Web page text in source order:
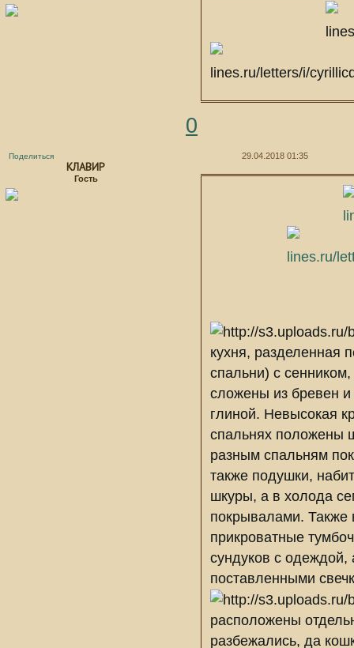
0
Поделиться 29.04.2018 01:35
КЛАВИР
Гость
кухня, разделенная
спальни) с
сложены из бревен и
глиной. Невысокая
спальнях положены
разным спальням
также подушки,
шкуры, а в холода
покрывалами. Также
прикроватные
сундуков с одеждой,
поставленными
расположены
разбежались, да